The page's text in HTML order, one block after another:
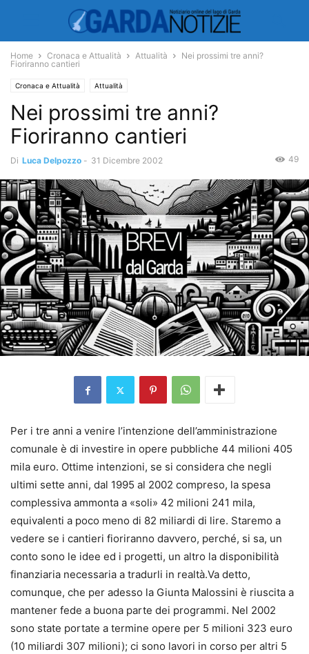
Home Cronaca e Attualità Attualità
Nei prossimi tre anni?
Fioriranno cantieri
Cronaca e Attualità Attualità
Nei prossimi tre anni?
Fioriranno cantieri
Di Luca Delpozzo - 31 Dicembre 2002 49
Per i tre anni a venire l’intenzione dell’amministrazione
comunale è di investire in opere pubbliche 44 milioni 405
mila euro. Ottime intenzioni, se si considera che negli
ultimi sette anni, dal 1995 al 2002 compreso, la spesa
complessiva ammonta a «soli» 42 milioni 241 mila,
equivalenti a poco meno di 82 miliardi di lire. Staremo a
vedere se i cantieri fioriranno davvero, perché, si sa, un
conto sono le idee ed i progetti, un altro la disponibilità
finanziaria necessaria a tradurli in realtà.Va detto,
comunque, che per adesso la Giunta Malossini è riuscita a
mantener fede a buona parte dei programmi. Nel 2002
sono state portate a termine opere per 5 milioni 323 euro
(10 miliardi 307 milioni); ci sono lavori in corso per altri 5